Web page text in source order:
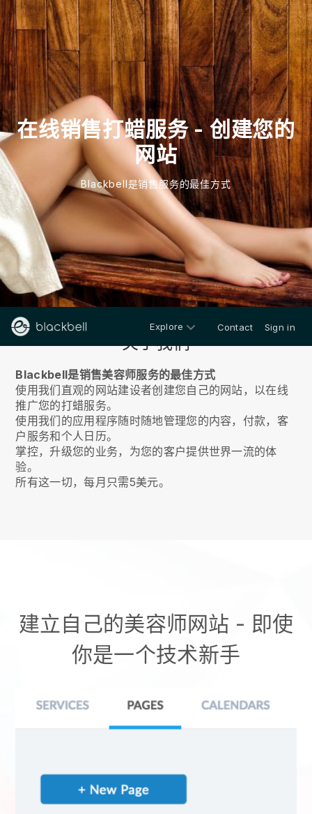
在线销售打蜡服务 - 创建您的
网站
Blackbell是销售服务的最佳方式
Explore Contact Sign in
关于我们
Blackbell是销售美容师服务的最佳方式
使用我们直观的网站建设者创建您自己的网站，以在线
推广您的打蜡服务。
使用我们的应用程序随时随地管理您的内容，付款，客
户服务和个人日历。
掌控，升级您的业务，为您的客户提供世界一流的体
验。
所有这一切，每月只需5美元。
建立自己的美容师网站 - 即使
你是一个技术新手